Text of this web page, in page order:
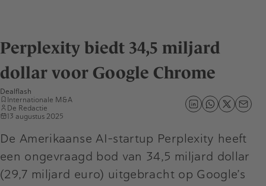
Perplexity biedt 34,5 miljard
dollar voor Google Chrome
Dealflash
Internationale M&A
De Redactie
13 augustus 2025
De Amerikaanse AI-startup Perplexity heeft
een ongevraagd bod van 34,5 miljard dollar
(29,7 miljard euro) uitgebracht op Google’s